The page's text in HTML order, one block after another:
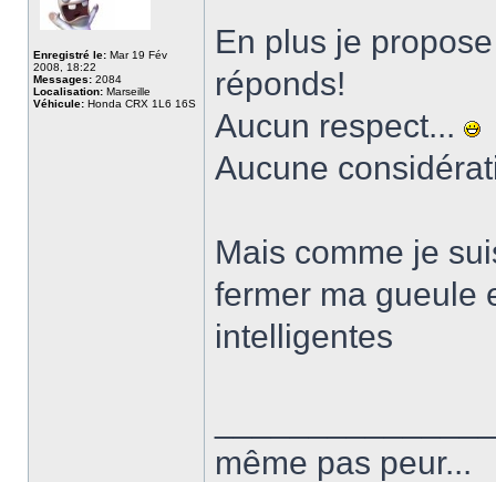
Enregistré le: Mar 19 Fév
2008, 18:22
Messages: 2084
Localisation: Marseille
Véhicule: Honda CRX 1L6 16S
En plus je
réponds!
Aucun respect...
Aucune
Mais comme je
fermer ma gueule
intelligentes
même pas peur...